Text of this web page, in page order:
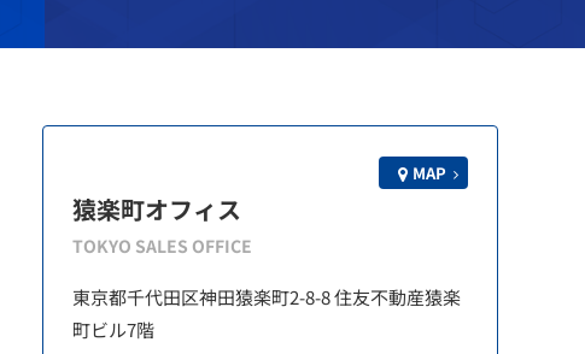
猿楽町オフィス
TOKYO SALES OFFICE
MAP
東京都千代田区神田猿楽町2-8-8 住友不動産猿楽
町ビル7階